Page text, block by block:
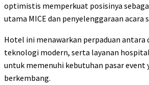
optimistis memperkuat posisinya
utama MICE dan penyelenggaraan acara
Hotel ini menawarkan perpaduan antara
teknologi modern, serta layanan
untuk memenuhi kebutuhan pasar event
berkembang.